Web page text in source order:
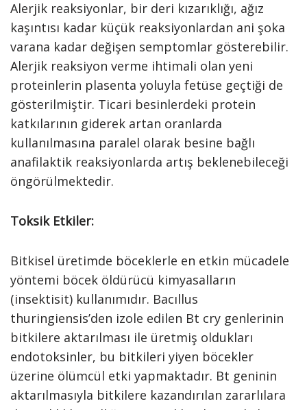
Alerjik reaksiyonlar, bir deri kızarıklığı, ağız
kaşıntısı kadar küçük reaksiyonlardan ani şoka
varana kadar değişen semptomlar gösterebilir.
Alerjik reaksiyon verme ihtimali olan yeni
proteinlerin plasenta yoluyla fetüse geçtiği de
gösterilmiştir. Ticari besinlerdeki protein
katkılarının giderek artan oranlarda
kullanılmasına paralel olarak besine bağlı
anafilaktik reaksiyonlarda artış beklenebileceği
öngörülmektedir.
Toksik Etkiler:
Bitkisel üretimde böceklerle en etkin mücadele
yöntemi böcek öldürücü kimyasalların
(insektisit) kullanımıdır. Bacıllus
thuringiensis’den izole edilen Bt cry genlerinin
bitkilere aktarılması ile üretmiş oldukları
endotoksinler, bu bitkileri yiyen böcekler
üzerine ölümcül etki yapmaktadır. Bt geninin
aktarılmasıyla bitkilere kazandırılan zararlılara